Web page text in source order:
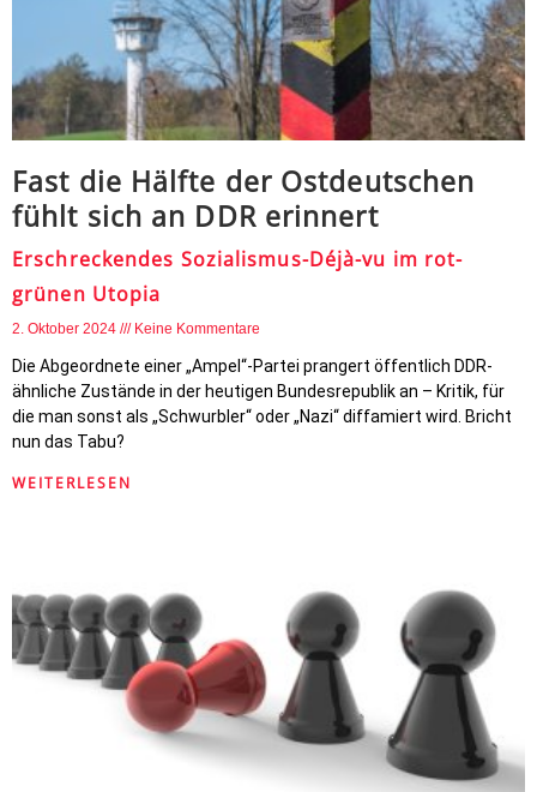
Fast die Hälfte der Ostdeutschen
fühlt sich an DDR erinnert
Erschreckendes Sozialismus-Déjà-vu im rot-
grünen Utopia
2. Oktober 2024 Keine Kommentare
Die Abgeordnete einer „Ampel“-Partei prangert öffentlich DDR-
ähnliche Zustände in der heutigen Bundesrepublik an – Kritik, für
die man sonst als „Schwurbler“ oder „Nazi“ diffamiert wird. Bricht
nun das Tabu?
WEITERLESEN